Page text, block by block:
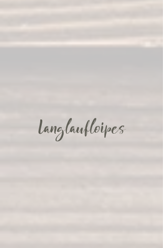
Langlaufloipes